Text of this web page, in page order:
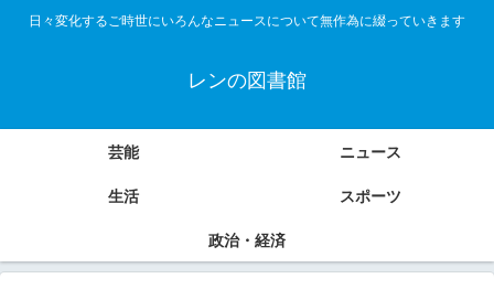
日々変化するご時世にいろんなニュースについて無作為に綴っていきます
レンの図書館
芸能
ニュース
生活
スポーツ
政治・経済